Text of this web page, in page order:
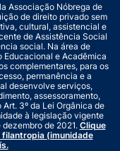
Associação Nóbrega de
de direito privado sem
cultural, assistencial e
de Assistência Social
social. Na área de
Educacional e Acadêmica
complementares, para os
permanência e a
desenvolve serviços,
assessoramento,
3º da Lei Orgânica de
à legislação vigente
dezembro de 2021. Clique
filantropia (imunidade